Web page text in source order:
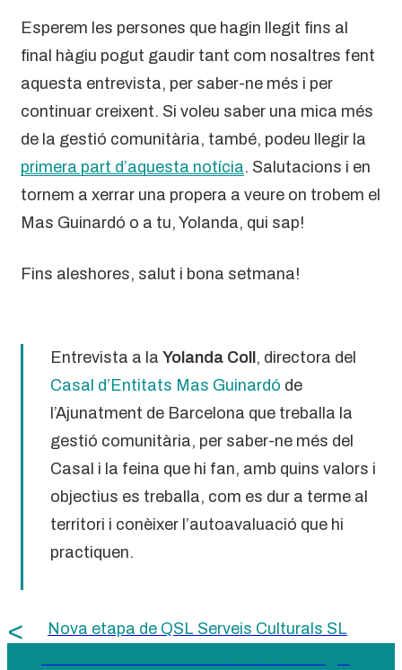
Esperem les persones que hagin llegit fins al
final hàgiu pogut gaudir tant com nosaltres fent
aquesta entrevista, per saber-ne més i per
continuar creixent. Si voleu saber una mica més
de la gestió comunitària, també, podeu llegir la
primera part d’aquesta notícia. Salutacions i en
tornem a xerrar una propera a veure on trobem el
Mas Guinardó o a tu, Yolanda, qui sap!
Fins aleshores, salut i bona setmana!
Entrevista a la Yolanda Coll, directora del
Casal d’Entitats Mas Guinardó de
l’Ajunatment de Barcelona que treballa la
gestió comunitària, per saber-ne més del
Casal i la feina que hi fan, amb quins valors i
objectius es treballa, com es dur a terme al
territori i conèixer l’autoavaluació que hi
practiquen.
Nova etapa de QSL Serveis Culturals SL